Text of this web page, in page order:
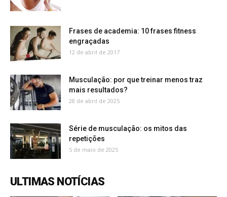
Frases de academia: 10 frases fitness
engraçadas
12 de abril de 2017
Musculação: por que treinar menos traz
mais resultados?
28 de abril de 2025
Série de musculação: os mitos das
repetições
5 de maio de 2025
ULTIMAS NOTÍCIAS